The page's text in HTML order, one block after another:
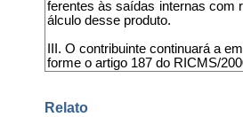
ferentes às saídas internas com
álculo desse produto.
III. O contribuinte continuará a
forme o artigo 187 do RICMS/
Relato